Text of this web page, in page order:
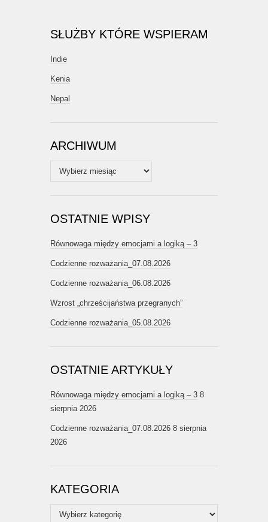
SŁUŻBY KTÓRE WSPIERAM
Indie
Kenia
Nepal
ARCHIWUM
Archiwum
OSTATNIE WPISY
Równowaga między emocjami a logiką – 3
Codzienne rozważania_07.08.2026
Codzienne rozważania_06.08.2026
Wzrost „chrześcijaństwa przegranych”
Codzienne rozważania_05.08.2026
OSTATNIE ARTYKUŁY
Równowaga między emocjami a logiką – 3 8
sierpnia 2026
Codzienne rozważania_07.08.2026 8 sierpnia
2026
KATEGORIA
Kategoria